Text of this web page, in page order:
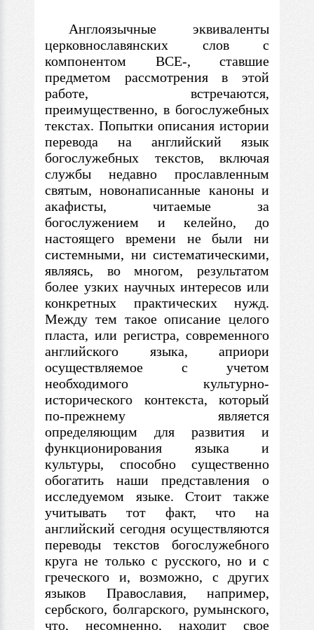
Англоязычные эквиваленты
церковнославянских словс
компонентом ВСЕ-, ставшие
предметом рассмотренияв этой
работе, встречаются,
преимущественно, в богослужебных
текстах. Попытки описания истории
перевода на английский язык
богослужебных текстов, включая
службы недавно прославленным
святым, новонаписанные каноны и
акафисты, читаемые за
богослужением и келейно, до
настоящего времени не были ни
системными, ни систематическими,
являясь, во многом, результатом
более узких научных интересов или
конкретных практических нужд.
Между тем такое описание целого
пласта, или регистра, современного
английского языка, априори
осуществляемое с учетом
необходимого культурно-
исторического контекста, который
по-прежнему является
определяющим для развития и
функционирования языка и
культуры, способно существенно
обогатить наши представления о
исследуемом языке. Стоит также
учитывать тот факт, что на
английский сегодня осуществляются
переводы текстов богослужебного
круга не только с русского, но ис
греческого и, возможно, с других
языков Православия, например,
сербского, болгарского, румынского,
что, несомненно, находит свое